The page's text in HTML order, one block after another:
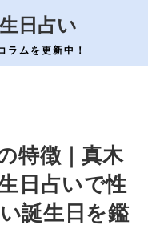
日占い
ラムを更新中！
特徴｜真木
日占いで性
誕生日を鑑